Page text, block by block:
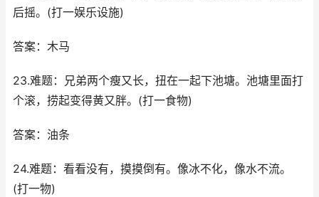
后摇。(打一娱乐设施)
答案：木马
23.难题：兄弟两个瘦又长，扭在一起下池塘。池塘里面打
个滚，捞起变得黄又胖。(打一食物)
答案：油条
24.难题：看看没有，摸摸倒有。像冰不化，像水不流。
(打一物)